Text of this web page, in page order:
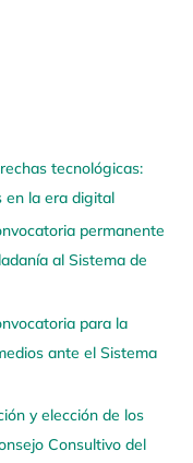
tecnológicas:
en la era digital
permanente
al Sistema de
para la
ante el Sistema
y elección de los
Consultivo del